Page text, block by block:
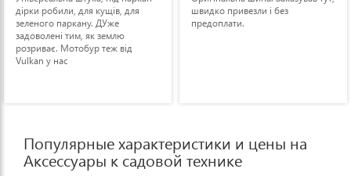
дірки робили, для кущів, для
зеленого паркану. ДУже
задоволені тим, як землю
розриває. Мотобур теж від
Vulkan у нас
швидко привезли і без
предоплати.
Популярные характеристики и цены на
Аксессуары к садовой технике